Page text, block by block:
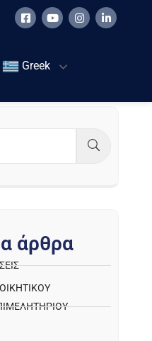
Greek
α άρθρα